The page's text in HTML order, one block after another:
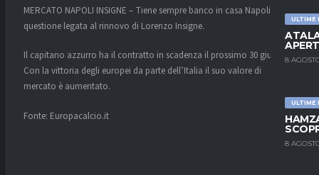
ULTIME
8
ULTIME
8
MERCATO NAPOLI INSIGNE – Tiene sempre banco in casa Napoli la
questione legata al rinnovo di Lorenzo Insigne.
Il capitano azzurro ha il contratto in scadenza il prossimo 30 giugno.
Con la vittoria degli europei da parte dell’Italia il suo valore di
mercato è aumentato.
Fonte: Europacalcio.it